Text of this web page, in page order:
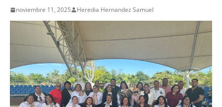
noviembre 11, 2025 Heredia Hernandez Samuel